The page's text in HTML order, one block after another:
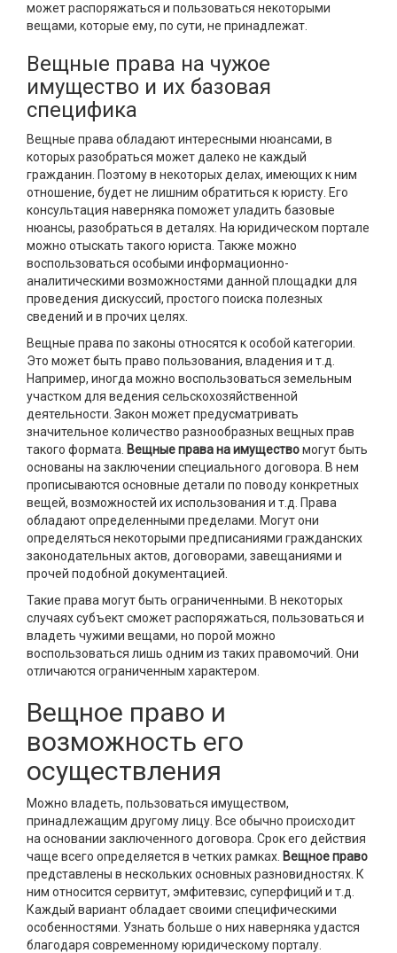
может распоряжаться и пользоваться некоторыми
вещами, которые ему, по сути, не принадлежат.
Вещные права на чужое
имущество и их базовая
специфика
Вещные права обладают интересными нюансами, в
которых разобраться может далеко не каждый
гражданин. Поэтому в некоторых делах, имеющих к ним
отношение, будет не лишним обратиться к юристу. Его
консультация наверняка поможет уладить базовые
нюансы, разобраться в деталях. На юридическом портале
можно отыскать такого юриста. Также можно
воспользоваться особыми информационно-
аналитическими возможностями данной площадки для
проведения дискуссий, простого поиска полезных
сведений и в прочих целях.
Вещные права по законы относятся к особой категории.
Это может быть право пользования, владения и т.д.
Например, иногда можно воспользоваться земельным
участком для ведения сельскохозяйственной
деятельности. Закон может предусматривать
значительное количество разнообразных вещных прав
такого формата. Вещные права на имуществомогут быть
основаны на заключении специального договора. В нем
прописываются основные детали по поводу конкретных
вещей, возможностей их использования и т.д. Права
обладают определенными пределами. Могут они
определяться некоторыми предписаниями гражданских
законодательных актов, договорами, завещаниями и
прочей подобной документацией.
Такие права могут быть ограниченными. В некоторых
случаях субъект сможет распоряжаться, пользоваться и
владеть чужими вещами, но порой можно
воспользоваться лишь одним из таких правомочий. Они
отличаются ограниченным характером.
Вещное право и
возможность его
осуществления
Можно владеть, пользоваться имуществом,
принадлежащим другому лицу. Все обычно происходит
на основании заключенного договора. Срок его действия
чаще всего определяется в четких рамках. Вещное право
представлены в нескольких основных разновидностях. К
ним относится сервитут, эмфитевзис, суперфиций и т.д.
Каждый вариант обладает своими специфическими
особенностями. Узнать больше о них наверняка удастся
благодаря современному юридическому порталу.